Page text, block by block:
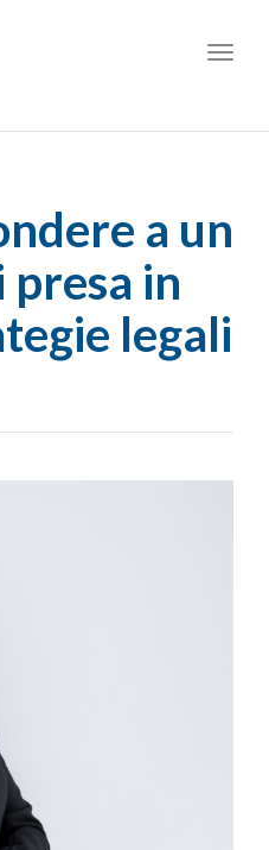
a un
presa in
legali